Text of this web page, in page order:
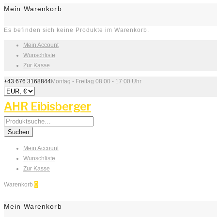
Mein Warenkorb
Es befinden sich keine Produkte im Warenkorb.
Mein Account
Wunschliste
Zur Kasse
+43 676 3168844Montag - Freitag 08:00 - 17:00 Uhr
AHR Eibisberger
Search
for:
Suchen
Mein Account
Wunschliste
Zur Kasse
Warenkorb 0
Mein Warenkorb